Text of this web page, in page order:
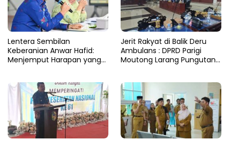
Lentera Sembilan
Keberanian Anwar Hafid:
Menjemput Harapan yang
Jerit Rakyat di Balik Deru
Ambulans : DPRD Parigi
Moutong Larang Pungutan